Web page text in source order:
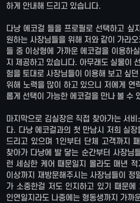
하게 안내해 드리고 있습니다.
다낭 에코걸 들을 프로필로 선택하고 싶
원하는 사장님들을 위해 저와 같이 가라
들 중 이상형에 가까운 에코걸을 이용하
지 제공하고 있습니다. 아무래도 실물이
험을 토대로 사장님들이 이용해 보고 싶
위해 노력을 많이 하고 있으니 저에게 연
롭게 선택이 가능한 에코걸을 만나 볼 수
마지막으로 김실장은 직접 찾아가는 서
다. 다낭 에코걸과의 첫 만남시 저희 실
드리고 있으며 1인부터 단체 고객까지
찾아가 다낭에 발 닿는 순간부터 사장님
런 세심한 케어 때문일지 몰라도 매년
이상까지 재방문해주시는 사장님들이 정
가 소중한걸 저도 인지하고 있기 때문에
인연일지라도 나중에는 형동생까지 가까